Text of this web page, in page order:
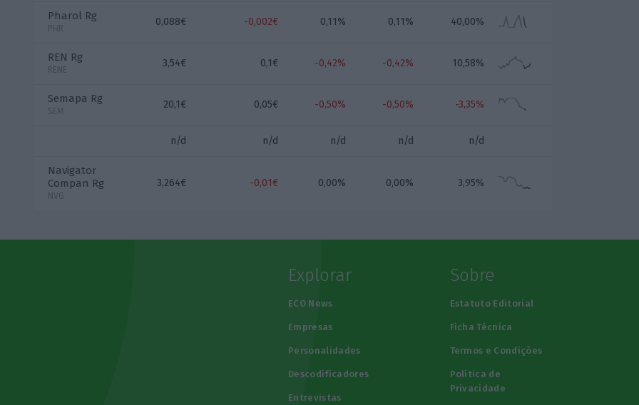
Pharol Rg
PHR
0,088€ -0,002€ 0,11% 0,11% 40,00%
REN Rg
RENE
3,54€ 0,1€ -0,42% -0,42% 10,58%
Semapa Rg
SEM
20,1€ 0,05€ -0,50% -0,50% -3,35%
n/d n/d n/d n/d n/d
Navigator
Compan Rg
NVG
3,264€ -0,01€ 0,00% 0,00% 3,95%
Explorar
ECO News
Empresas
Personalidades
Descodificadores
Entrevistas
Sobre
Estatuto Editorial
Ficha Técnica
Termos e Condições
Política de
Privacidade